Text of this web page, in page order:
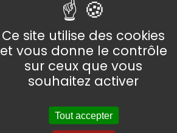
Ce site utilise des cookies
et vous donne le contrôle
sur ceux que vous
souhaitez activer
Tout accepter